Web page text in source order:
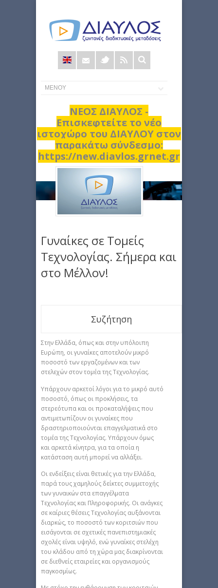
Φόρμα
αναζήτησης
ΝΕΟΣ ΔΙΑΥΛΟΣ -
Επισκεφτείτε το νέο
ιστοχώρο του ΔΙΑΥΛΟΥ στον
παρακάτω σύνδεσμο:
https://new.diavlos.grnet.gr
Γυναίκες σε Τομείς
Τεχνολογίας. Σήμερα και
στο Μέλλον!
Συζήτηση
Στην Ελλάδα, όπως και στην υπόλοιπη
Ευρώπη, οι γυναίκες αποτελούν μικρό
ποσοστό των εργαζομένων και των
στελεχών στον τομέα της Τεχνολογίας.
Υπάρχουν αρκετοί λόγοι για το μικρό αυτό
ποσοστό, όπως οι προκλήσεις, τα
στερεότυπα και οι προκαταλήψεις που
αντιμετωπίζουν οι γυναίκες που
δραστηριοποιούνται επαγγελματικά στο
τομέα της Τεχνολογίας. Υπάρχουν όμως
και αρκετά κίνητρα, για τα οποία η
κατάσταση αυτή μπορεί να αλλάξει.
Οι ενδείξεις είναι θετικές για την Ελλάδα,
παρά τους χαμηλούς δείκτες συμμετοχής
των γυναικών στα επαγγέλματα
Τεχνολογίας και Πληροφορικής. Οι ανάγκες
σε καίριες θέσεις Τεχνολογίας αυξάνονται
διαρκώς, το ποσοστό των κοριτσιών που
εισάγονται σε σχετικές πανεπιστημιακές
σχολές είναι υψηλό, ενώ γυναίκες στελέχη
του κλάδου από τη χώρα μας διακρίνονται
σε διεθνείς εταιρείες και οργανισμούς
παγκοσμίως.